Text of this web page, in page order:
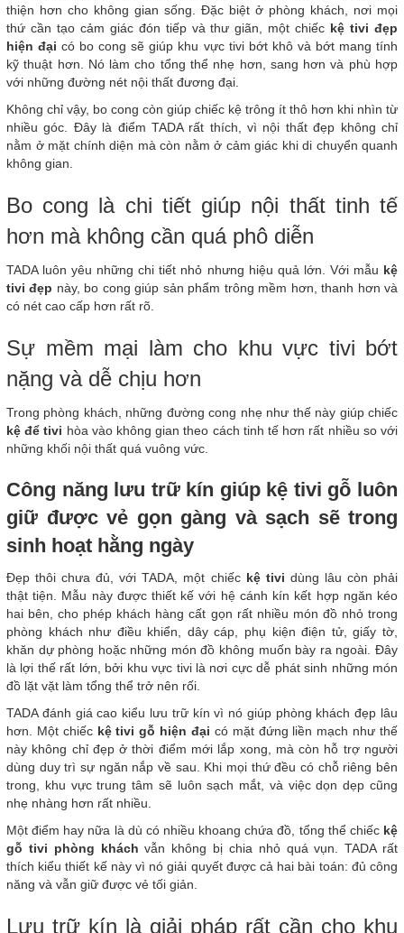
thiện hơn cho không gian sống. Đặc biệt ở phòng khách, nơi mọi
thứ cần tạo cảm giác đón tiếp và thư giãn, một chiếc kệ tivi đẹp
hiện đại có bo cong sẽ giúp khu vực tivi bớt khô và bớt mang tính
kỹ thuật hơn. Nó làm cho tổng thể nhẹ hơn, sang hơn và phù hợp
với những đường nét nội thất đương đại.
Không chỉ vậy, bo cong còn giúp chiếc kệ trông ít thô hơn khi nhìn từ
nhiều góc. Đây là điểm TADA rất thích, vì nội thất đẹp không chỉ
nằm ở mặt chính diện mà còn nằm ở cảm giác khi di chuyển quanh
không gian.
Bo cong là chi tiết giúp nội thất tinh tế
hơn mà không cần quá phô diễn
TADA luôn yêu những chi tiết nhỏ nhưng hiệu quả lớn. Với mẫu kệ
tivi đẹp này, bo cong giúp sản phẩm trông mềm hơn, thanh hơn và
có nét cao cấp hơn rất rõ.
Sự mềm mại làm cho khu vực tivi bớt
nặng và dễ chịu hơn
Trong phòng khách, những đường cong nhẹ như thế này giúp chiếc
kệ để tivi hòa vào không gian theo cách tinh tế hơn rất nhiều so với
những khối nội thất quá vuông vức.
Công năng lưu trữ kín giúp kệ tivi gỗ luôn
giữ được vẻ gọn gàng và sạch sẽ trong
sinh hoạt hằng ngày
Đẹp thôi chưa đủ, với TADA, một chiếc kệ tivi dùng lâu còn phải
thật tiện. Mẫu này được thiết kế với hệ cánh kín kết hợp ngăn kéo
hai bên, cho phép khách hàng cất gọn rất nhiều món đồ nhỏ trong
phòng khách như điều khiển, dây cáp, phụ kiện điện tử, giấy tờ,
khăn dự phòng hoặc những món đồ không muốn bày ra ngoài. Đây
là lợi thế rất lớn, bởi khu vực tivi là nơi cực dễ phát sinh những món
đồ lặt vặt làm tổng thể trở nên rối.
TADA đánh giá cao kiểu lưu trữ kín vì nó giúp phòng khách đẹp lâu
hơn. Một chiếc kệ tivi gỗ hiện đại có mặt đứng liền mạch như thế
này không chỉ đẹp ở thời điểm mới lắp xong, mà còn hỗ trợ người
dùng duy trì sự ngăn nắp về sau. Khi mọi thứ đều có chỗ riêng bên
trong, khu vực trung tâm sẽ luôn sạch mắt, và việc dọn dẹp cũng
nhẹ nhàng hơn rất nhiều.
Một điểm hay nữa là dù có nhiều khoang chứa đồ, tổng thể chiếc kệ
gỗ tivi phòng khách vẫn không bị chia nhỏ quá vụn. TADA rất
thích kiểu thiết kế này vì nó giải quyết được cả hai bài toán: đủ công
năng và vẫn giữ được vẻ tối giản.
Lưu trữ kín là giải pháp rất cần cho khu